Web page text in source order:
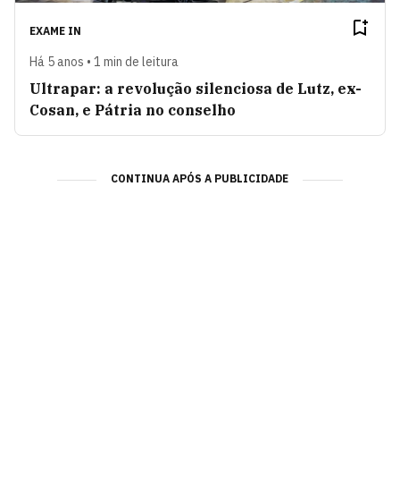
EXAME IN
Há 5 anos • 1 min de leitura
Ultrapar: a revolução silenciosa de Lutz, ex-
Cosan, e Pátria no conselho
CONTINUA APÓS A PUBLICIDADE